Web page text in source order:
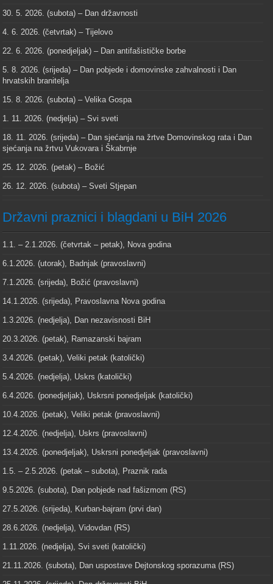
30. 5. 2026. (subota) – Dan državnosti
4. 6. 2026. (četvrtak) – Tijelovo
22. 6. 2026. (ponedjeljak) – Dan antifašističke borbe
5. 8. 2026. (srijeda) – Dan pobjede i domovinske zahvalnosti i Dan
hrvatskih branitelja
15. 8. 2026. (subota) – Velika Gospa
1. 11. 2026. (nedjelja) – Svi sveti
18. 11. 2026. (srijeda) – Dan sjećanja na žrtve Domovinskog rata i Dan
sjećanja na žrtvu Vukovara i Škabrnje
25. 12. 2026. (petak) – Božić
26. 12. 2026. (subota) – Sveti Stjepan
Državni praznici i blagdani u BiH 2026
1.1. – 2.1.2026. (četvrtak – petak), Nova godina
6.1.2026. (utorak), Badnjak (pravoslavni)
7.1.2026. (srijeda), Božić (pravoslavni)
14.1.2026. (srijeda), Pravoslavna Nova godina
1.3.2026. (nedjelja), Dan nezavisnosti BiH
20.3.2026. (petak), Ramazanski bajram
3.4.2026. (petak), Veliki petak (katolički)
5.4.2026. (nedjelja), Uskrs (katolički)
6.4.2026. (ponedjeljak), Uskrsni ponedjeljak (katolički)
10.4.2026. (petak), Veliki petak (pravoslavni)
12.4.2026. (nedjelja), Uskrs (pravoslavni)
13.4.2026. (ponedjeljak), Uskrsni ponedjeljak (pravoslavni)
1.5. – 2.5.2026. (petak – subota), Praznik rada
9.5.2026. (subota), Dan pobjede nad fašizmom (RS)
27.5.2026. (srijeda), Kurban-bajram (prvi dan)
28.6.2026. (nedjelja), Vidovdan (RS)
1.11.2026. (nedjelja), Svi sveti (katolički)
21.11.2026. (subota), Dan uspostave Dejtonskog sporazuma (RS)